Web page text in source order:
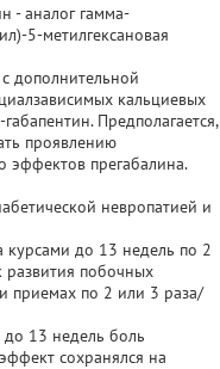
- аналог гамма-
5-метилгексановая
дополнительной
кальциевых
Предполагается,
проявлению
эффектов прегабалина.
невропатией и
курсами до 13 недель по 2
развития побочных
приемах по 2 или 3 раза/
13 недель боль
сохранялся на